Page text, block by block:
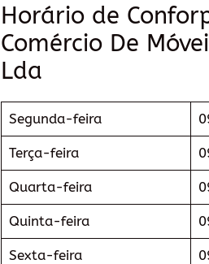
Horário de
Comércio De
Lda
Segunda-feira
Terça-feira
Quarta-feira
Quinta-feira
Sexta-feira